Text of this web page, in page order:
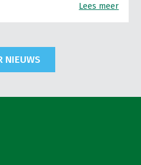
Lees meer
NIEUWS